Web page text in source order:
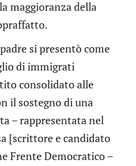
maggioranza della
si presentò come
di immigrati
consolidato alle
il sostegno di una
– rappresentata nel
[scrittore e candidato
Frente Democratico –